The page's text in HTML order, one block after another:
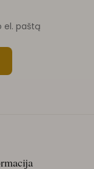
el. paštą